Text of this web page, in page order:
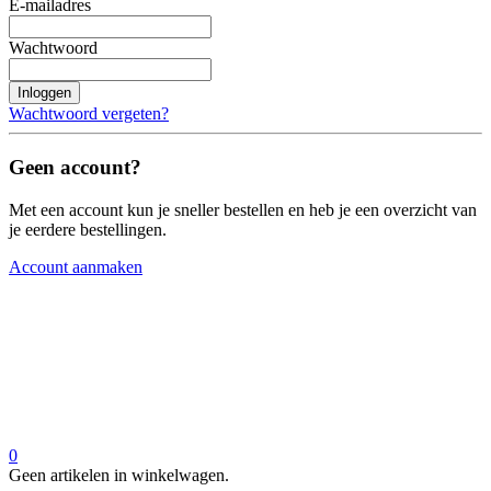
E-mailadres
Wachtwoord
Inloggen
Wachtwoord vergeten?
Geen account?
Met een account kun je sneller bestellen en heb je een overzicht van
je eerdere bestellingen.
Account aanmaken
0
Geen artikelen in winkelwagen.